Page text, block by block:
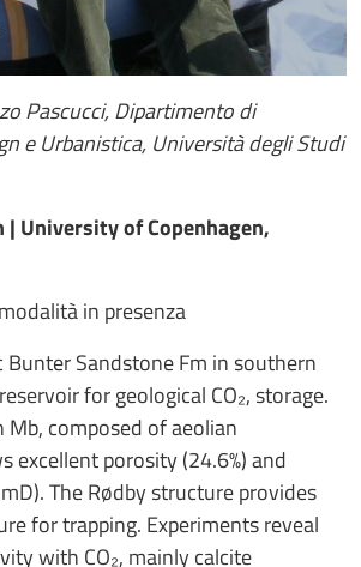
Pascucci, Dipartimento di
e Urbanistica, Università degli Studi
| University of Copenhagen,
in presenza
Bunter Sandstone Fm in southern
for geological CO₂, storage.
Mb, composed of aeolian
excellent porosity (24.6%) and
The Rødby structure provides
for trapping. Experiments reveal
with CO₂, mainly calcite